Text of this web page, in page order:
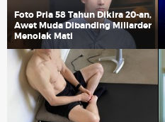
Foto Pria 58 Tahun Dikira 20-an,
Awet Muda Dibanding Miliarder
Menolak Mati